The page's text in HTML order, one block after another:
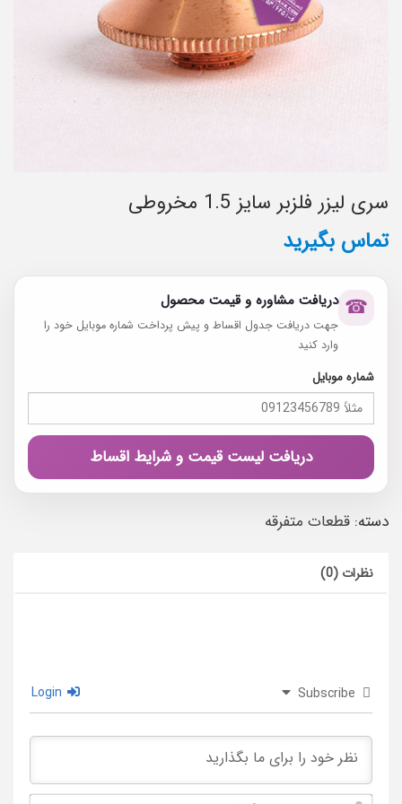
سری لیزر فلزبر سایز 1.5 مخروطی
تماس بگیرید
☎ دریافت مشاوره و قیمت محصول
جهت دریافت جدول اقساط و پیش پرداخت شماره موبایل خود را
وارد کنید
شماره موبایل
دریافت لیست قیمت و شرایط اقساط
دسته: قطعات متفرقه
نظرات (0)
Subscribe